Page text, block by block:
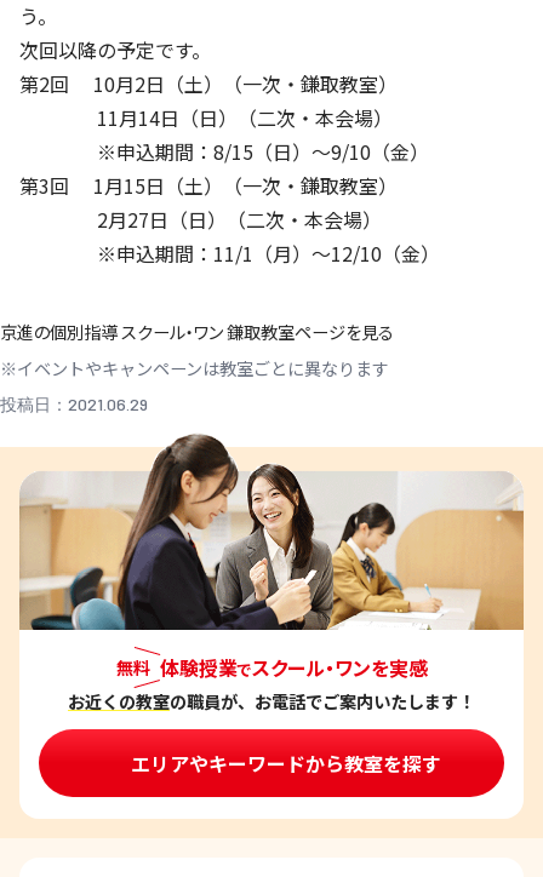
う。
次回以降の予定です。
第2回 10月2日（土）（一次・鎌取教室）
11月14日（日）（二次・本会場）
※申込期間：8/15（日）～9/10（金）
第3回 1月15日（土）（一次・鎌取教室）
2月27日（日）（二次・本会場）
※申込期間：11/1（月）～12/10（金）
京進の個別指導 スクール・ワン 鎌取教室ページを見る
※イベントやキャンペーンは教室ごとに異なります
投稿日：2021.06.29
無料 体験授業でスクール・ワンを実感
お近くの教室の職員が、お電話でご案内いたします！
エリアやキーワードから教室を探す